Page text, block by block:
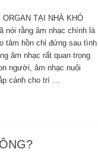
TẠI NHÀ KHÓ
nói rằng âm nhạc chính là
tâm hồn chỉ đứng sau tình
âm nhạc rất quan trọng
người, âm nhạc nuôi
cánh cho trí …